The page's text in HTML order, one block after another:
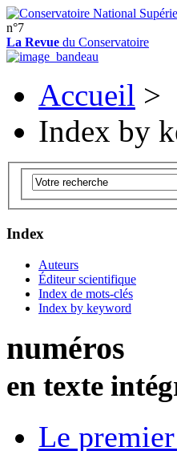
n°7
La Revue du Conservatoire
Accueil >
Index by
Index
Auteurs
Éditeur scientifique
Index de mots-clés
Index by keyword
numéros
en texte
Le